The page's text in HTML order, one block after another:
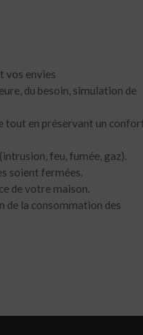
vos envies
du besoin, simulation de
tout en préservant un
feu, fumée, gaz).
soient fermées.
de votre maison.
de la consommation des